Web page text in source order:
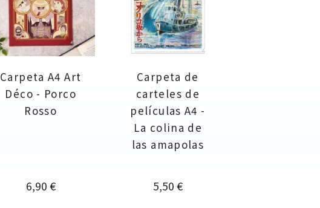
Carpeta A4 Art
Déco - Porco
Rosso
Precio
6,90 €
Carpeta de
carteles de
películas A4 -
La colina de
las amapolas
Precio
5,50 €